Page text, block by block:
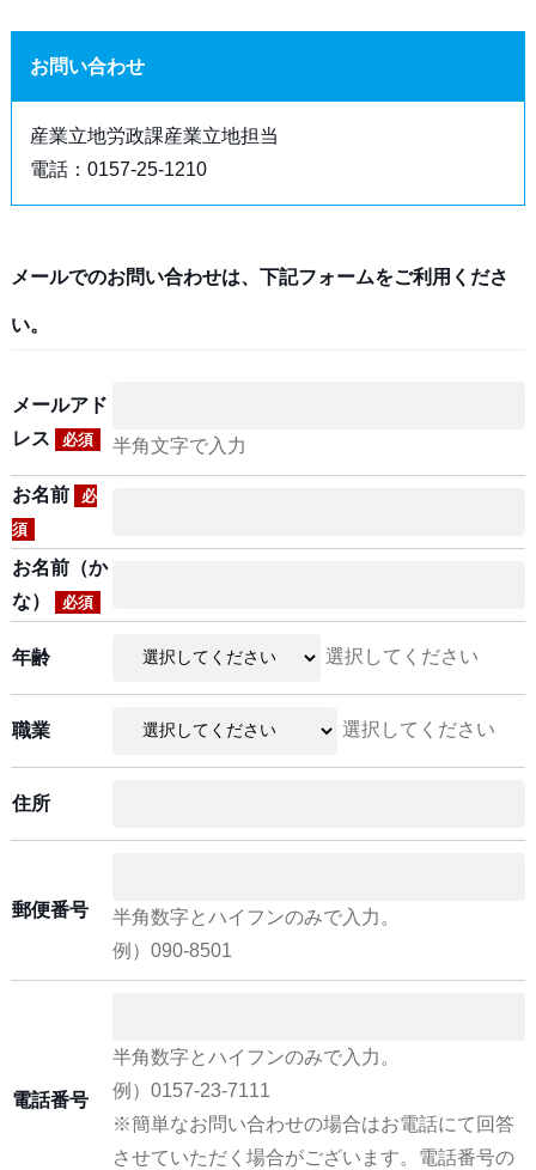
お問い合わせ
産業立地労政課産業立地担当
電話：0157-25-1210
メールでのお問い合わせは、下記フォームをご利用くださ
い。
メールアド
レス
必須 半角文字で入力
お名前
必
須
お名前（か
な）
必須
年齢 選択してください
職業 選択してください
住所
郵便番号
半角数字とハイフンのみで入力。
例）090-8501
電話番号
半角数字とハイフンのみで入力。
例）0157-23-7111
※簡単なお問い合わせの場合はお電話にて回答
させていただく場合がございます。電話番号の